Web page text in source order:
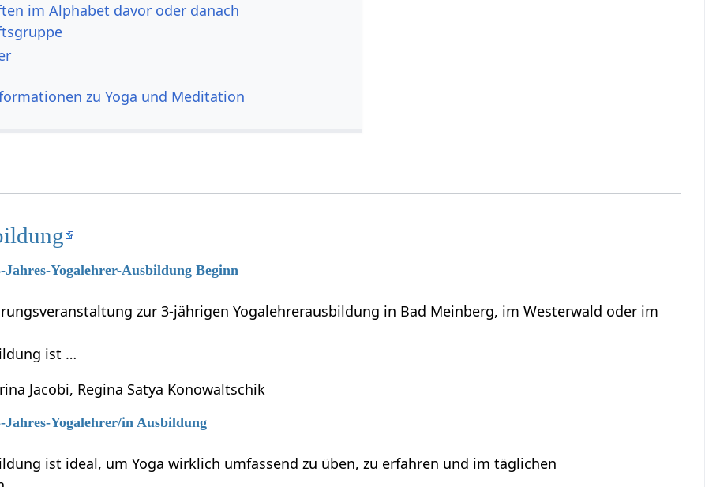
im Alphabet davor oder danach
zu Yoga und Meditation
Jahres-Yogalehrer-Ausbildung Beginn
zur 3-jährigen Yogalehrerausbildung in Bad Meinberg, im Westerwald oder im
ist …
Jacobi, Regina Satya Konowaltschik
Jahres-Yogalehrer/in Ausbildung
ist ideal, um Yoga wirklich umfassend zu üben, zu erfahren und im täglichen